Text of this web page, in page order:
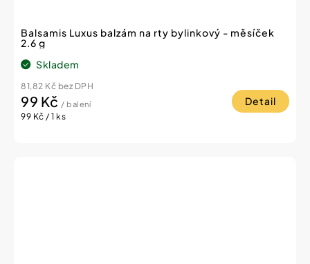
Balsamis Luxus balzám na rty bylinkový - měsíček
2.6 g
Skladem
81,82 Kč bez DPH
99 Kč / balení
Měrná
99 Kč / 1 ks
Detail